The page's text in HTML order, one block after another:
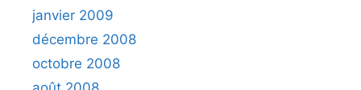
janvier 2009
décembre 2008
octobre 2008